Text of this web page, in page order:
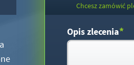
Chcesz zamówić
Opis zlecenia*